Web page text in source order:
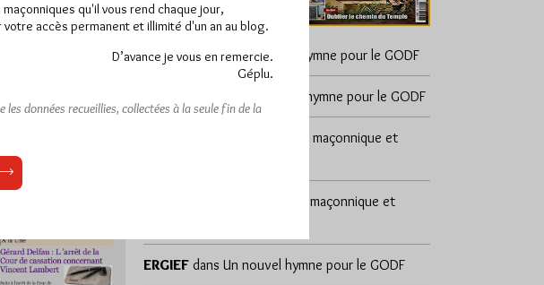
présente vingt-
longue marche
marcorel dansUn nouvel hymne pour le GODF
Un nouvel hymne pour le GODF
Initiation maçonnique et
Initiation maçonnique et
ERGIEF dans Un nouvel hymne pour le GODF
qu'il vous rend chaque jour,
accès permanent et illimité d'un an au blog.
D’avance je vous en remercie.
Géplu.
données recueillies, collectées à la seule fin de la